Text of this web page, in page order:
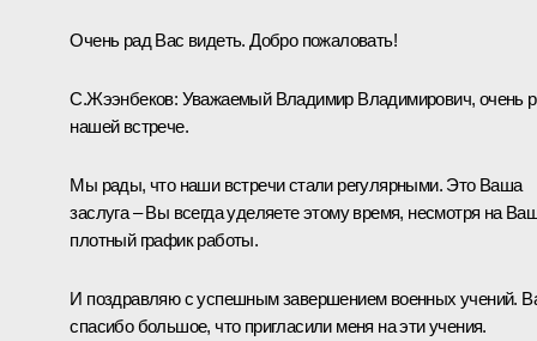
Очень рад Вас видеть. Добро пожаловать!
С.Жээнбеков: Уважаемый Владимир Владимирович, очень
нашей встрече.
Мы рады, что наши встречи стали регулярными. Это Ваша
заслуга – Вы всегда уделяете этому время, несмотря на
плотный график работы.
И поздравляю с успешным завершением военных учений.
спасибо большое, что пригласили меня на эти учения.